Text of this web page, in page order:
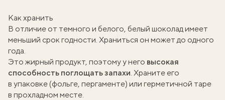
Как хранить
В отличие от темного и белого, белый шоколад имеет
меньший срок годности. Храниться он может до одного
года.
Это жирный продукт, поэтому у него высокая
способность поглощать запахи. Храните его
в упаковке (фольге, пергаменте) или герметичной таре
в прохладном месте.